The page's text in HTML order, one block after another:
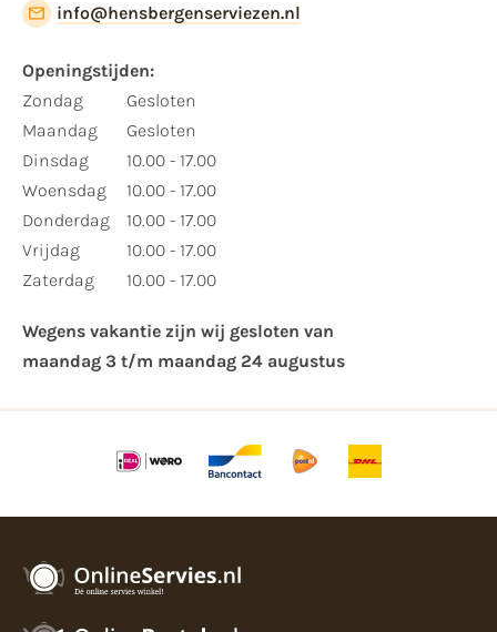
info@hensbergenserviezen.nl
Openingstijden:​
​Zondag
Maandag
Dinsdag
Woensdag
Donderdag
Vrijdag
Zaterdag
Gesloten
Gesloten
10.00 - 17.00
10.00 - 17.00
10.00 - 17.00
10.00 - 17.00
10.00 - 17.00
Wegens vakantie zijn wij gesloten van ​
maandag 3 t/m maandag 24 augustus